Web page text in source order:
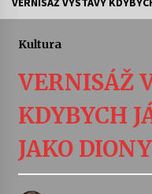
Letní
Sukuba
4. 8.
Vernisáž
Kultura
VERNISÁŽ
KDYBYCH
JAKO